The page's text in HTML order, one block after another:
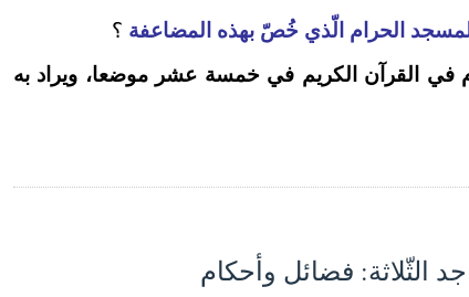
الحرام الّذي خُصّ بهذه المضاعفة ؟
في القرآن الكريم في خمسة عشر موضعا، ويراد به